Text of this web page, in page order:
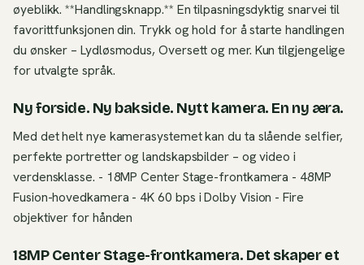
øyeblikk. **Handlingsknapp.** En tilpasningsdyktig snarvei til
favorittfunksjonen din. Trykk og hold for å starte handlingen
du ønsker – Lydløsmodus, Oversett og mer. Kun tilgjengelige
for utvalgte språk.
Ny forside. Ny bakside. Nytt kamera. En ny æra.
Med det helt nye kamerasystemet kan du ta slående selfier,
perfekte portretter og landskapsbilder – og video i
verdensklasse. - 18MP Center Stage-frontkamera - 48MP
Fusion-hovedkamera - 4K 60 bps i Dolby Vision - Fire
objektiver for hånden
18MP Center Stage-frontkamera. Det skaper et